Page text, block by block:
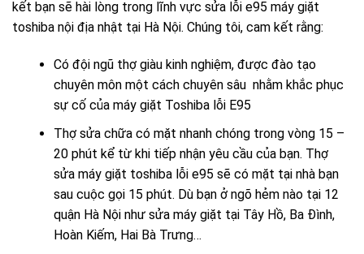
kết bạn sẽ hài lòng trong lĩnh vực sửa lỗi e95 máy giặt
toshiba nội địa nhật tại Hà Nội. Chúng tôi, cam kết rằng:
Có đội ngũ thợ giàu kinh nghiệm, được đào tạo
chuyên môn một cách chuyên sâu nhằm khắc phục
sự cố của máy giặt Toshiba lỗi E95
Thợ sửa chữa có mặt nhanh chóng trong vòng 15 –
20 phút kể từ khi tiếp nhận yêu cầu của bạn. Thợ
sửa máy giặt toshiba lỗi e95 sẽ có mặt tại nhà bạn
sau cuộc gọi 15 phút. Dù bạn ở ngõ hẻm nào tại 12
quận Hà Nội như sửa máy giặt tại Tây Hồ, Ba Đình,
Hoàn Kiếm, Hai Bà Trưng…